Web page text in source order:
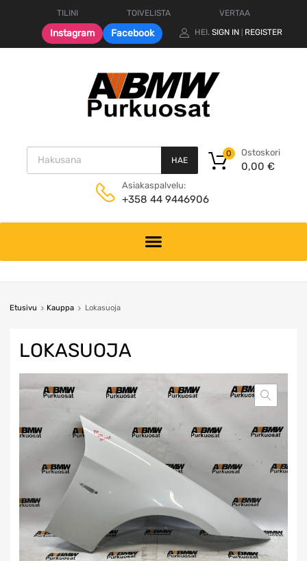
TILINI TOIVELISTA VERTAA
Instagram Facebook HEI. SIGN IN REGISTER
Products search
HAE
Ostoskori
0,00 €
0
Asiakaspalvelu:
+358 44 9446906
content
Etusivu Kauppa Lokasuoja
LOKASUOJA